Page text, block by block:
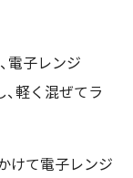
電子レンジ
軽く混ぜてラ
けて電子レンジ